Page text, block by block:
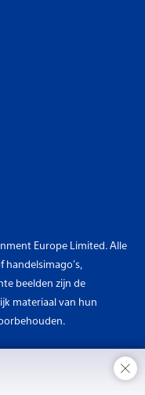
×
Europe Limited. Alle
handelsimago's,
beelden zijn de
materiaal van hun